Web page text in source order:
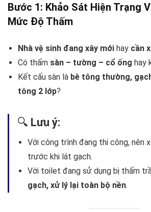
Bước 1: Khảo Sát Hiện Trạng
Mức Độ Thấm
Nhà vệ sinh đang xây mới hay cần
Có thấm sàn – tường – cổ ống hay
Kết cấu sàn là bê tông thường,
tông 2 lớp?
🔍 Lưu ý:
Với công trình đang thi công, nên
trước khi lát gạch.
Với toilet đang sử dụng bị thấm
gạch, xử lý lại toàn bộ nền.